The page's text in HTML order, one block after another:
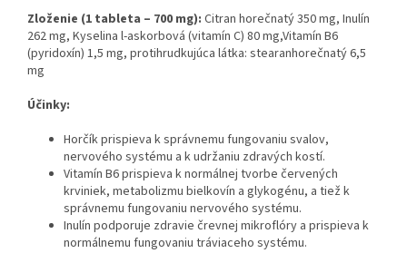
Zloženie (1 tableta – 700 mg): Citran horečnatý 350 mg, Inulín
262 mg, Kyselina l-askorbová (vitamín C) 80 mg,Vitamín B6
(pyridoxín) 1,5 mg, protihrudkujúca látka: stearanhorečnatý 6,5
mg
Účinky:
Horčík prispieva k správnemu fungovaniu svalov,
nervového systému a k udržaniu zdravých kostí.
Vitamín B6 prispieva k normálnej tvorbe červených
krviniek, metabolizmu bielkovín a glykogénu, a tiež k
správnemu fungovaniu nervového systému.
Inulín podporuje zdravie črevnej mikroflóry a prispieva k
normálnemu fungovaniu tráviaceho systému.